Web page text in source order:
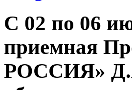
С 02 по 06
приемная
РОССИЯ»